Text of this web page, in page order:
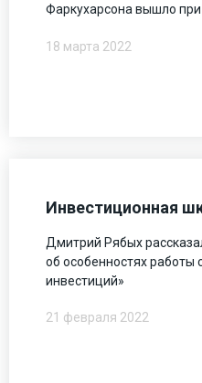
Фаркухарсона вышло
18 марта 2022
Инвестиционная
Дмитрий Рябых
об особенностях работы
инвестиций»
21 февраля 2022